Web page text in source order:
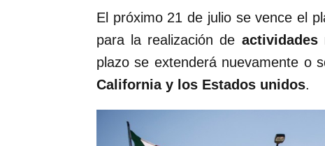
El próximo 21 de julio se vence el
para la realización de actividades
plazo se extenderá nuevamente o
California y los Estados unidos.